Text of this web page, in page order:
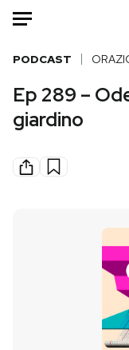
HOME
Mondo
Politica
PODCAST
Ep 289 –
giardino